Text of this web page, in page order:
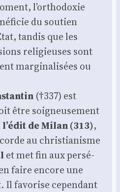
l’orthodoxie
du sou­tien
tan­dis que les
reli­gieuses sont
mar­gi­na­li­sées ou
(†337) est
être soi­gneu­se­ment
l’édit de Milan (313),
au chris­tia­nisme
et met fin aux per­sé­
faire encore une
Il favo­rise cepen­dant